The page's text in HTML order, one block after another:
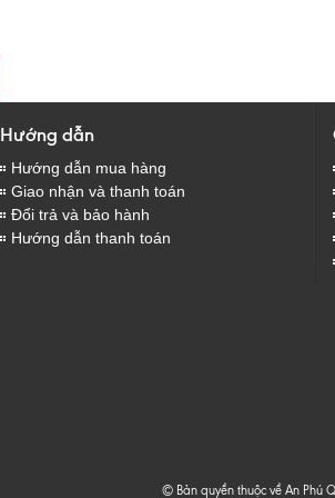
Hướng dẫn
Hướng dẫn mua hàng
Giao nhận và thanh toán
Đổi trả và bảo hành
Hướng dẫn thanh toán
© Bản quyền thuộc về An Phú